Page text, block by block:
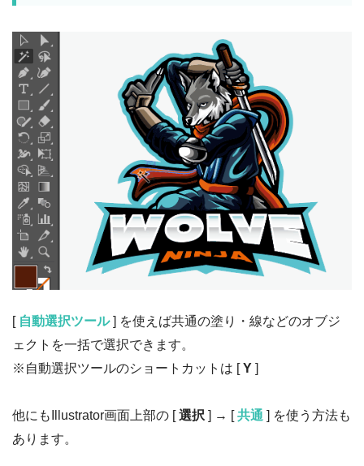
[ 自動選択ツール] を使えば共通の塗り・線などのオブジ
ェクトを一括で選択できます。
※自動選択ツールのショートカットは [Y ]
他にもIllustrator画面上部の [選択 ] → [共通 ] を使う方法も
あります。